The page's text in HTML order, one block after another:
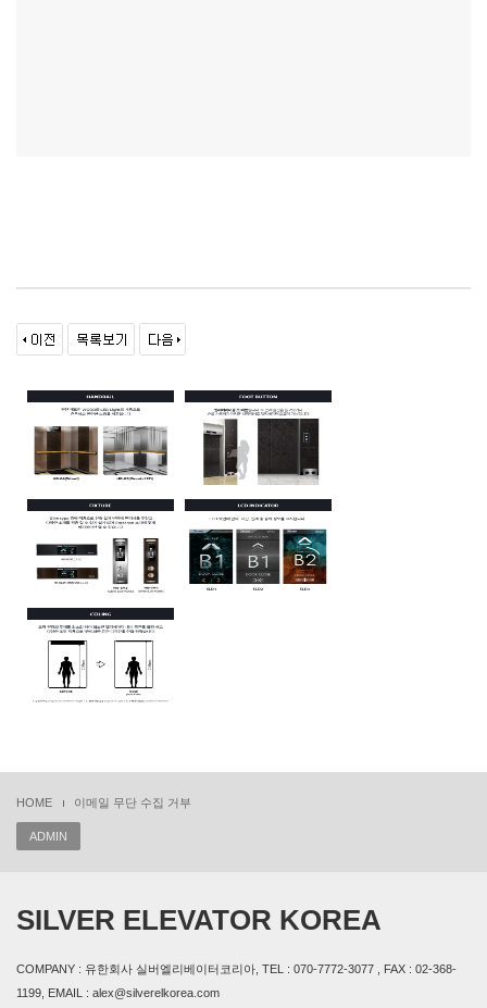
HOME 이메일 무단 수집 거부
ADMIN
SILVER ELEVATOR KOREA
COMPANY : 유한회사 실버엘리베이터코리아, TEL : 070-7772-3077 , FAX : 02-368-
1199, EMAIL : alex@silverelkorea.com